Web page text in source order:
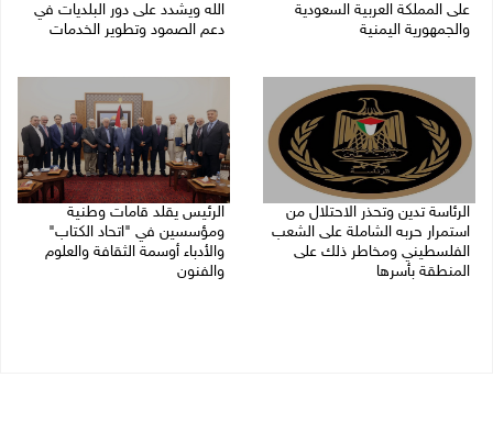
على المملكة العربية السعودية
والجمهورية اليمنية
الله ويشدد على دور البلديات في
دعم الصمود وتطوير الخدمات
الرئاسة تدين وتحذر الاحتلال من
استمرار حربه الشاملة على الشعب
الفلسطيني ومخاطر ذلك على
المنطقة بأسرها
الرئيس يقلد قامات وطنية
ومؤسسين في "اتحاد الكتاب"
والأدباء أوسمة الثقافة والعلوم
والفنون